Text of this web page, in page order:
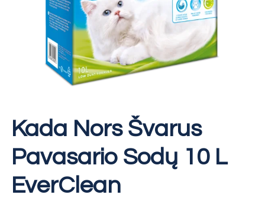
Kada Nors Švarus
Pavasario Sodų 10 L
EverClean